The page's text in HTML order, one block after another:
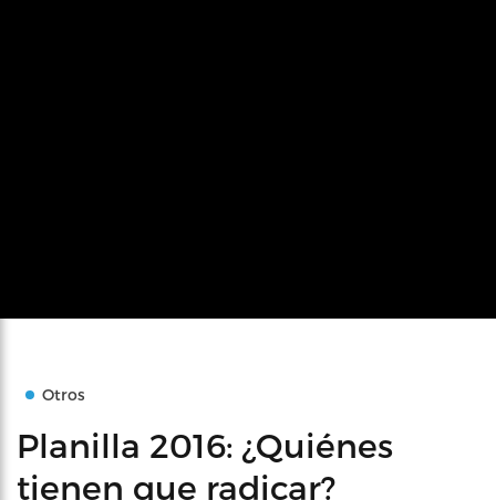
Otros
Planilla 2016: ¿Quiénes
tienen que radicar?